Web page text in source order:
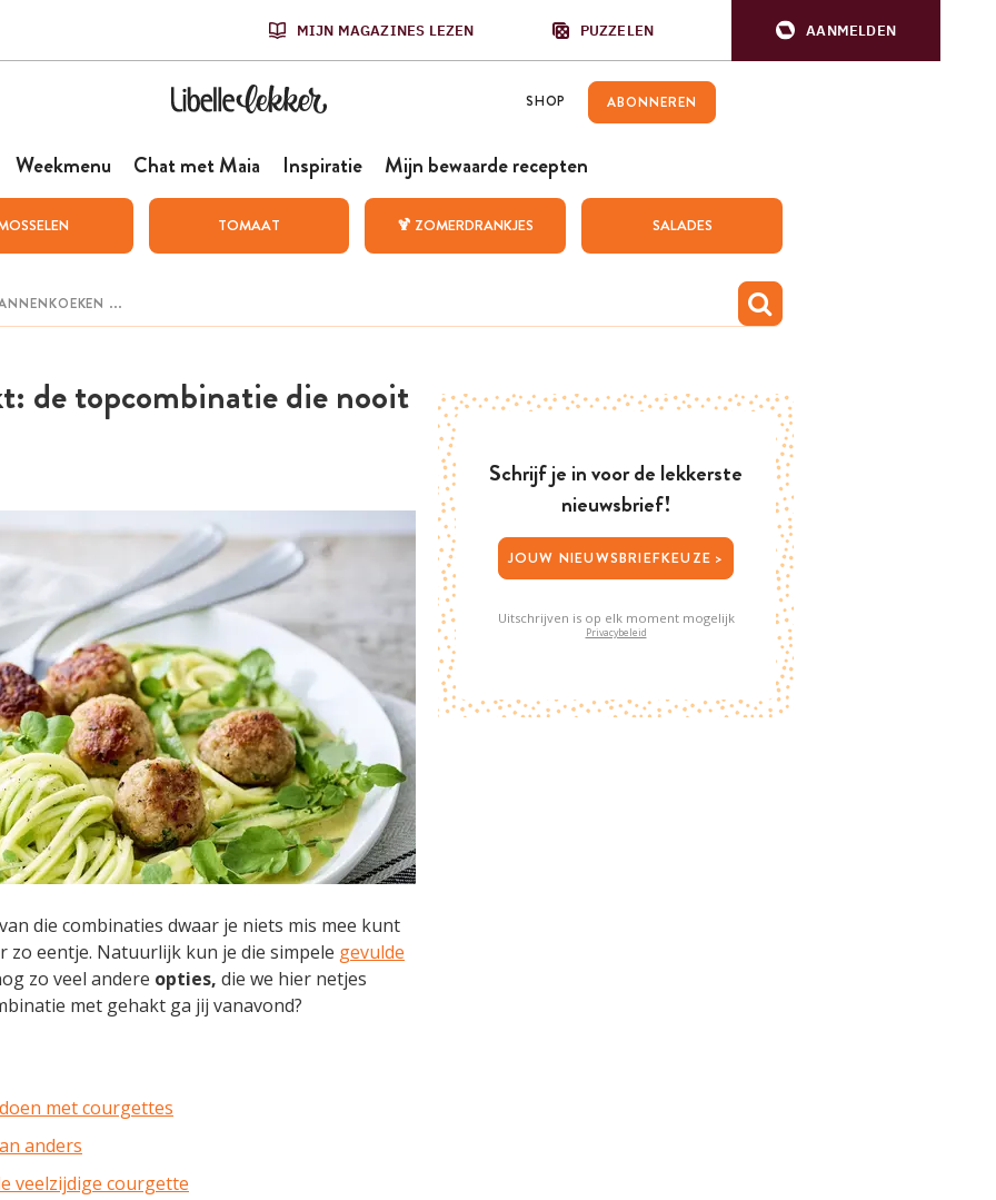
MIJN MAGAZINES LEZEN PUZZELEN AANMELDEN
SHOP ABONNEREN
Weekmenu Chat met Maia Inspiratie Mijn bewaarde recepten
TOMAAT 🍹 ZOMERDRANKJES SALADES
de topcombinatie die nooit
die combinaties dwaar je niets mis mee kunt
zo eentje. Natuurlijk kun je die simpele gevulde
zo veel andere opties, die we hier netjes
met gehakt ga jij vanavond?
met courgettes
anders
veelzijdige courgette
Schrijf je in voor de lekkerste
nieuwsbrief!
JOUW NIEUWSBRIEFKEUZE >
Uitschrijven is op elk moment mogelijk
Privacybeleid